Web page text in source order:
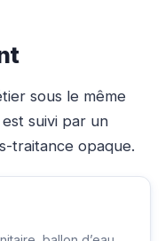
sous le même
suivi par un
traitance opaque.